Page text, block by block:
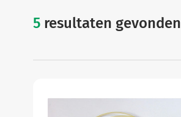
Gynaecologie
5resultaten gevonden